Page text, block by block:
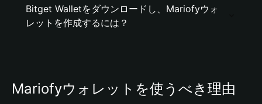
Bitget Walletをダウンロードし、Mariofyウォ
レットを作成するには？
Mariofyウォレットを使うべき理由